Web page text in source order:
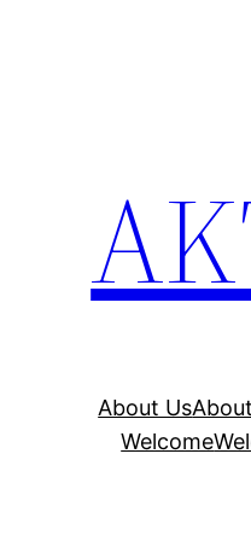
About Us
Welcome